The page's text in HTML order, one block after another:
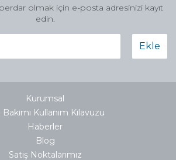
olmak için e-posta adresinizi kayıt
edin.
Ekle
Kurumsal
Bakımı Kullanım Kılavuzu
Haberler
Blog
Satış Noktalarımız